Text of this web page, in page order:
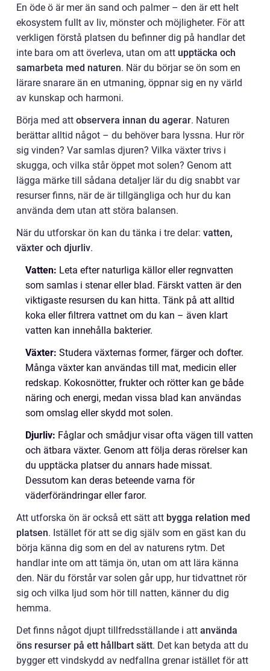
En öde ö är mer än sand och palmer – den är ett helt
ekosystem fullt av liv, mönster och möjligheter. För att
verkligen förstå platsen du befinner dig på handlar det
inte bara om att överleva, utan om att upptäcka och
samarbeta med naturen. När du börjar se ön som en
lärare snarare än en utmaning, öppnar sig en ny värld
av kunskap och harmoni.
Börja med att observera innan du agerar. Naturen
berättar alltid något – du behöver bara lyssna. Hur rör
sig vinden? Var samlas djuren? Vilka växter trivs i
skugga, och vilka står öppet mot solen? Genom att
lägga märke till sådana detaljer lär du dig snabbt var
resurser finns, när de är tillgängliga och hur du kan
använda dem utan att störa balansen.
När du utforskar ön kan du tänka i tre delar: vatten,
växter och djurliv.
Vatten: Leta efter naturliga källor eller regnvatten
som samlas i stenar eller blad. Färskt vatten är den
viktigaste resursen du kan hitta. Tänk på att alltid
koka eller filtrera vattnet om du kan – även klart
vatten kan innehålla bakterier.
Växter: Studera växternas former, färger och dofter.
Många växter kan användas till mat, medicin eller
redskap. Kokosnötter, frukter och rötter kan ge både
näring och energi, medan vissa blad kan användas
som omslag eller skydd mot solen.
Djurliv: Fåglar och smådjur visar ofta vägen till vatten
och ätbara växter. Genom att följa deras rörelser kan
du upptäcka platser du annars hade missat.
Dessutom kan deras beteende varna för
väderförändringar eller faror.
Att utforska ön är också ett sätt att bygga relation med
platsen. Istället för att se dig själv som en gäst kan du
börja känna dig som en del av naturens rytm. Det
handlar inte om att tämja ön, utan om att lära känna
den. När du förstår var solen går upp, hur tidvattnet rör
sig och vilka ljud som hör till natten, känner du dig
hemma.
Det finns något djupt tillfredsställande i att använda
öns resurser på ett hållbart sätt. Det kan betyda att du
bygger ett vindskydd av nedfallna grenar istället för att